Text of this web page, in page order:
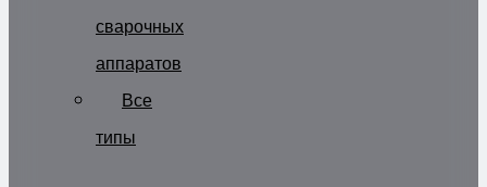
сварочных
аппаратов
Все
типы